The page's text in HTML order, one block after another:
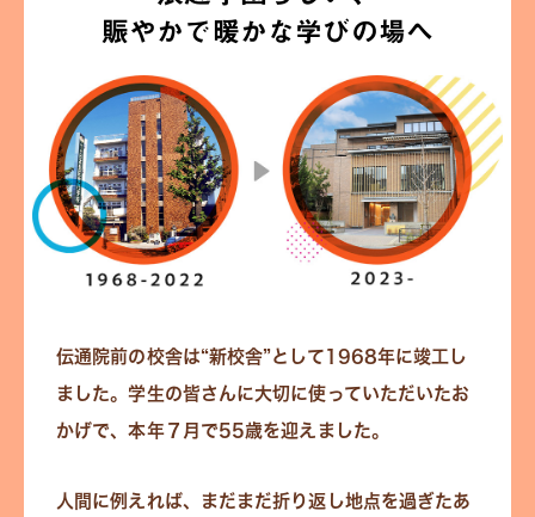
賑やかで暖かな学びの場へ
伝通院前の校舎は“新校舎”として1968年に竣工し
ました。学生の皆さんに大切に使っていただいたお
かげで、本年７月で55歳を迎えました。
人間に例えれば、まだまだ折り返し地点を過ぎたあ